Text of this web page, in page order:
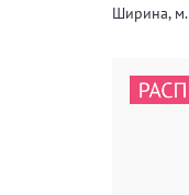
Ширина, м.